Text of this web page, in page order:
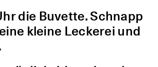
die Buvette. Schnapp
kleine Leckerei und